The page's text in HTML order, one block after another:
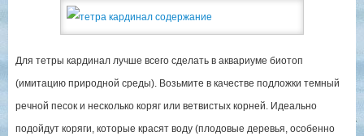
Для тетры кардинал лучше всего сделать в аквариуме биотоп
(имитацию природной среды). Возьмите в качестве подложки темный
речной песок и несколько коряг или ветвистых корней. Идеально
подойдут коряги, которые красят воду (плодовые деревья, особенно